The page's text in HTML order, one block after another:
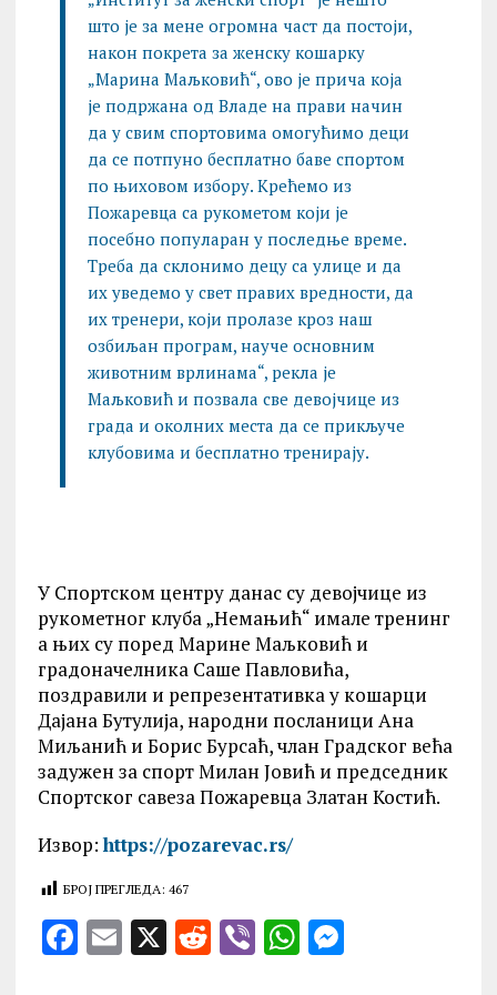
што је за мене огромна част да постоји,
након покрета за женску кошарку
„Марина Маљковић“, ово је прича која
је подржана од Владе на прави начин
да у свим спортовима омогућимо деци
да се потпуно бесплатно баве спортом
по њиховом избору. Крећемо из
Пожаревца са рукометом који је
посебно популаран у последње време.
Треба да склонимо децу са улице и да
их уведемо у свет правих вредности, да
их тренери, који пролазе кроз наш
озбиљан програм, науче основним
животним врлинама“, рекла је
Маљковић и позвала све девојчице из
града и околних места да се прикључе
клубовима и бесплатно тренирају.
У Спортском центру данас су девојчице из
рукометног клуба „Немањић“ имале тренинг
а њих су поред Марине Маљковић и
градоначелника Саше Павловића,
поздравили и репрезентативка у кошарци
Дајана Бутулија, народни посланици Ана
Миљанић и Борис Бурсаћ, члан Градског већа
задужен за спорт Милан Јовић и председник
Спортског савеза Пожаревца Златан Костић.
Извор:https://pozarevac.rs/
БРОЈ ПРЕГЛЕДА: 467
F E X R V WM